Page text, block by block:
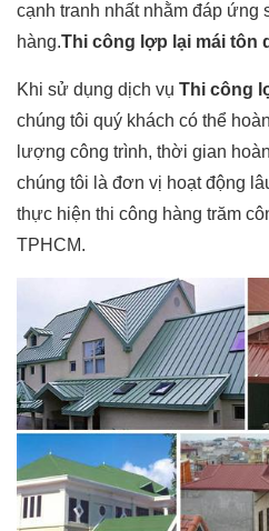
cạnh tranh nhất nhằm đáp ứng
hàng.Thi công lợp lại mái tôn
Khi sử dụng dịch vụ Thi công
chúng tôi quý khách có thể
lượng công trình, thời gian
chúng tôi là đơn vị hoạt động
thực hiện thi công hàng trăm
TPHCM.